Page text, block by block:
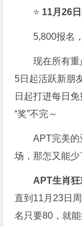
⭐ 11月26
5,800报名
现在所有
5日起活跃新朋
日起打进每日
“奖”不完～
APT完美
场，那怎又能少
APT生肖狂
直到11月23日
名只要80，就